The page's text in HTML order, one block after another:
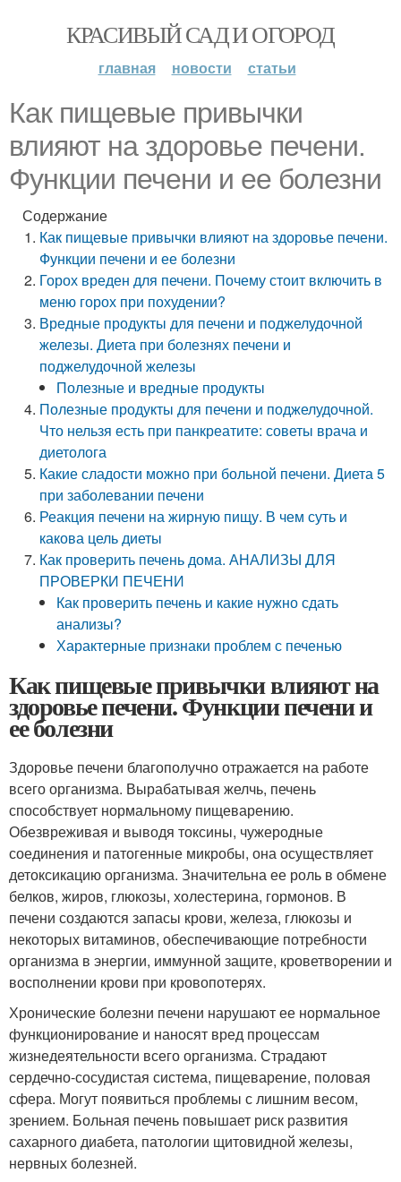
КРАСИВЫЙ САД И ОГОРОД
главная новости статьи
Как пищевые привычки
влияют на здоровье печени.
Функции печени и ее болезни
Содержание
Как пищевые привычки влияют на здоровье печени.
Функции печени и ее болезни
Горох вреден для печени. Почему стоит включить в
меню горох при похудении?
Вредные продукты для печени и поджелудочной
железы. Диета при болезнях печени и
поджелудочной железы
Полезные и вредные продукты
Полезные продукты для печени и поджелудочной.
Что нельзя есть при панкреатите: советы врача и
диетолога
Какие сладости можно при больной печени. Диета 5
при заболевании печени
Реакция печени на жирную пищу. В чем суть и
какова цель диеты
Как проверить печень дома. АНАЛИЗЫ ДЛЯ
ПРОВЕРКИ ПЕЧЕНИ
Как проверить печень и какие нужно сдать
анализы?
Характерные признаки проблем с печенью
Как пищевые привычки влияют на
здоровье печени. Функции печени и
ее болезни
Здоровье печени благополучно отражается на работе
всего организма. Вырабатывая желчь, печень
способствует нормальному пищеварению.
Обезвреживая и выводя токсины, чужеродные
соединения и патогенные микробы, она осуществляет
детоксикацию организма. Значительна ее роль в обмене
белков, жиров, глюкозы, холестерина, гормонов. В
печени создаются запасы крови, железа, глюкозы и
некоторых витаминов, обеспечивающие потребности
организма в энергии, иммунной защите, кроветворении и
восполнении крови при кровопотерях.
Хронические болезни печени нарушают ее нормальное
функционирование и наносят вред процессам
жизнедеятельности всего организма. Страдают
сердечно-сосудистая система, пищеварение, половая
сфера. Могут появиться проблемы с лишним весом,
зрением. Больная печень повышает риск развития
сахарного диабета, патологии щитовидной железы,
нервных болезней.